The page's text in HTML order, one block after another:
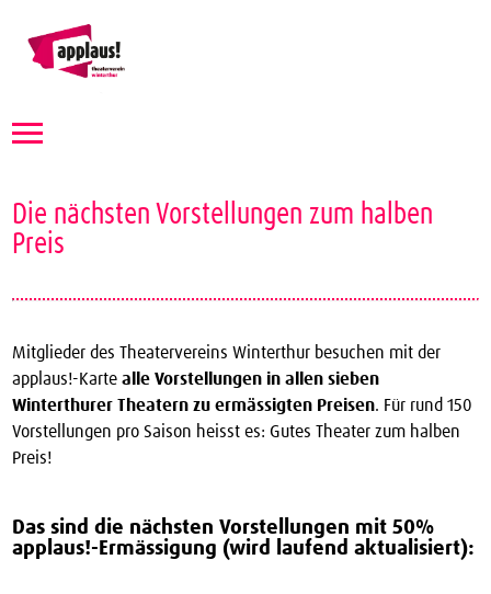
Theater Vergünstigungen
Die nächsten Vorstellungen zum halben Preis
applaus!-Karte bestellen
JTC-Jugend-Theater-Club
Über uns
Kontakt
Archiv
Die nächsten Vorstellungen zum halben
Preis
Mitglieder des Theatervereins Winterthur besuchen mit der
applaus!-Kartealle Vorstellungen in allen sieben
Winterthurer Theatern zu ermässigten Preisen. Für rund 150
Vorstellungen pro Saison heisst es: Gutes Theater zum halben
Preis!
Das sind die nächsten Vorstellungen mit50%
applaus!-Ermässigung (wird laufend aktualisiert):